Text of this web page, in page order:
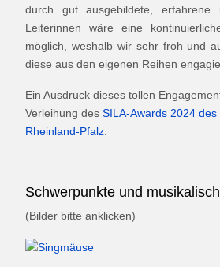
durch gut ausgebildete, erfahrene
Leiterinnen wäre eine
möglich, weshalb wir sehr froh und
diese aus den eigenen Reihen
Ein Ausdruck dieses tollen
Verleihung des SILA-Awards 2024
Rheinland-Pfalz
Schwerpunkte und
(Bilder bitte anklicken)